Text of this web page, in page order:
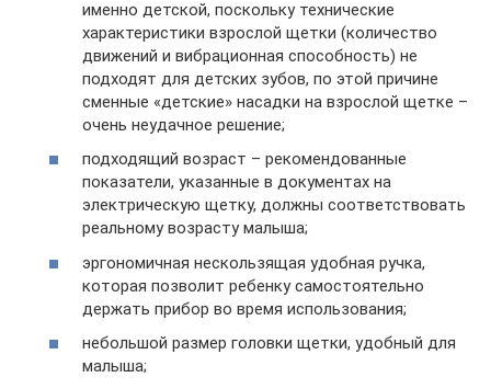
именно детской, поскольку технические
характеристики взрослой щетки (количество
движений и вибрационная способность) не
подходят для детских зубов, по этой причине
сменные «детские» насадки на взрослой щетке –
очень неудачное решение;
подходящий возраст – рекомендованные
показатели, указанные в документах на
электрическую щетку, должны соответствовать
реальному возрасту малыша;
эргономичная нескользящая удобная ручка,
которая позволит ребенку самостоятельно
держать прибор во время использования;
небольшой размер головки щетки, удобный для
малыша;